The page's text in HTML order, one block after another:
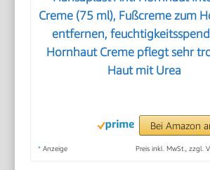
Creme (75 ml), Fußcreme zum
entfernen,
Hornhaut Creme pflegt sehr
Haut mit Urea
Bei Amazon
* Anzeige Preis inkl. MwSt., zzgl.